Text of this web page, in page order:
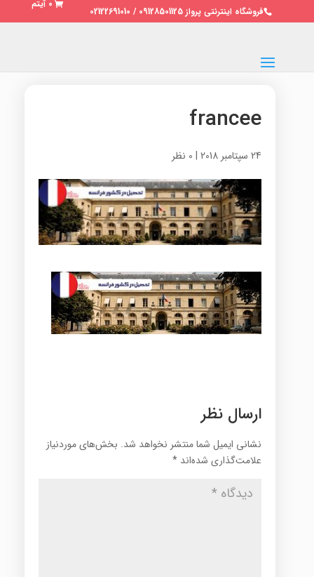
فروشگاه اینترنتی پرواز 09128501125 / 02122691010
0 آیتم
francee
24 سپتامبر 2018 | 0 نظر
ارسال نظر
نشانی ایمیل شما منتشر نخواهد شد. بخش‌های موردنیاز
علامت‌گذاری شده‌اند *